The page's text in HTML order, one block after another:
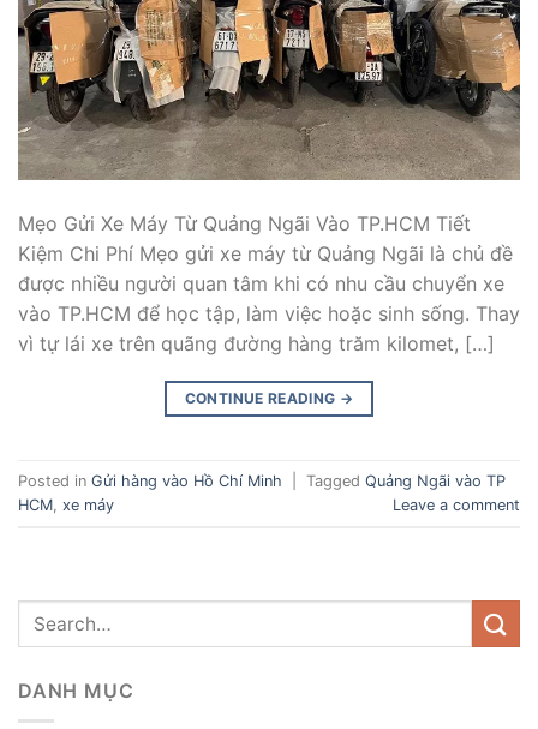
Mẹo Gửi Xe Máy Từ Quảng Ngãi Vào TP.HCM Tiết
Kiệm Chi Phí Mẹo gửi xe máy từ Quảng Ngãi là chủ đề
được nhiều người quan tâm khi có nhu cầu chuyển xe
vào TP.HCM để học tập, làm việc hoặc sinh sống. Thay
vì tự lái xe trên quãng đường hàng trăm kilomet, […]
CONTINUE READING →
Posted in Gửi hàng vào Hồ Chí Minh Tagged Quảng Ngãi vào TP
HCM xe máy Leave a comment
DANH MỤC